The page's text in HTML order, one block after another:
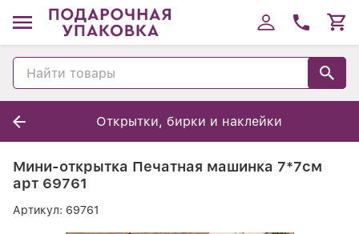
Открытки, бирки и наклейки
Мини-открытка Печатная машинка 7*7см
арт 69761
Артикул: 69761